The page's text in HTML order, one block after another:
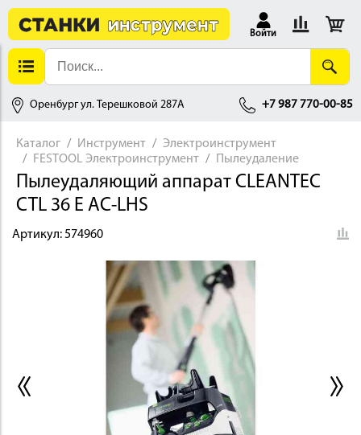
Войти
Оренбург ул. Терешковой 287А +7 987 770-00-85
ДЕРЕВООБРАБОТКА
Каталог Инструмент
Электроинструмент
FESTOOL Электроинструмент
Пылеудаление
Пылеудаляющий аппарат CLEANTEC
CTL 36 E AC-LHS
Артикул:574960